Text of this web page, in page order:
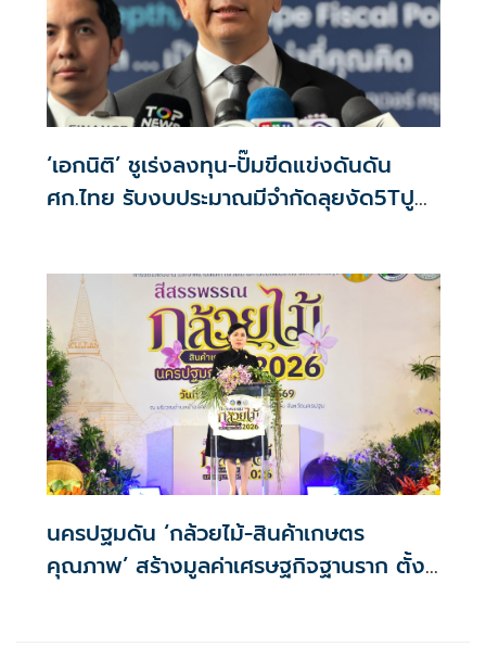
‘เอกนิติ’ ชูเร่งลงทุน-ปั๊มขีดแข่งดันดัน
ศก.ไทย รับงบประมาณมีจำกัดลุยงัด5Tปู
นครปฐมดัน ‘กล้วยไม้-สินค้าเกษตร
คุณภาพ’ สร้างมูลค่าเศรษฐกิจฐานราก ตั้ง